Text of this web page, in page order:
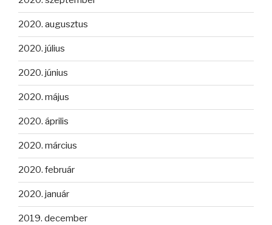
2020. augusztus
2020. július
2020. június
2020. május
2020. április
2020. március
2020. február
2020. január
2019. december